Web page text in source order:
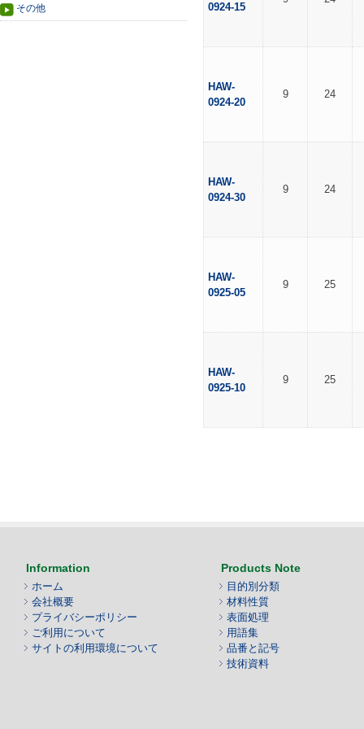
その他 0924-15
HAW-
0924-20
9 24
HAW-
0924-30
9 24
HAW-
0925-05
9 25
HAW-
0925-10
9 25
Information
ホーム
会社概要
プライバシーポリシー
ご利用について
サイトの利用環境について
Products Note
目的別分類
材料性質
表面処理
用語集
品番と記号
技術資料